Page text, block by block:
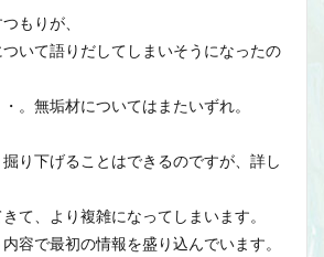
もりが、
いて語りだしてしまいそうになったの
。無垢材についてはまたいずれ。
り下げることはできるのですが、詳し
て、より複雑になってしまいます。
容で最初の情報を盛り込んでいます。